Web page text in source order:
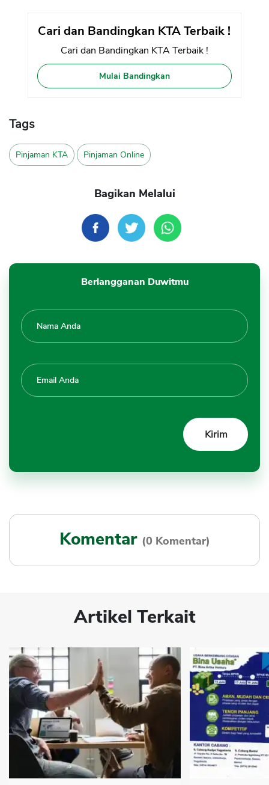
Cari dan Bandingkan KTA Terbaik !
Cari dan Bandingkan KTA Terbaik !
Mulai Bandingkan
Tags
Pinjaman KTA Pinjaman Online
Bagikan Melalui
Berlangganan Duwitmu
Komentar (0 Komentar)
Artikel Terkait